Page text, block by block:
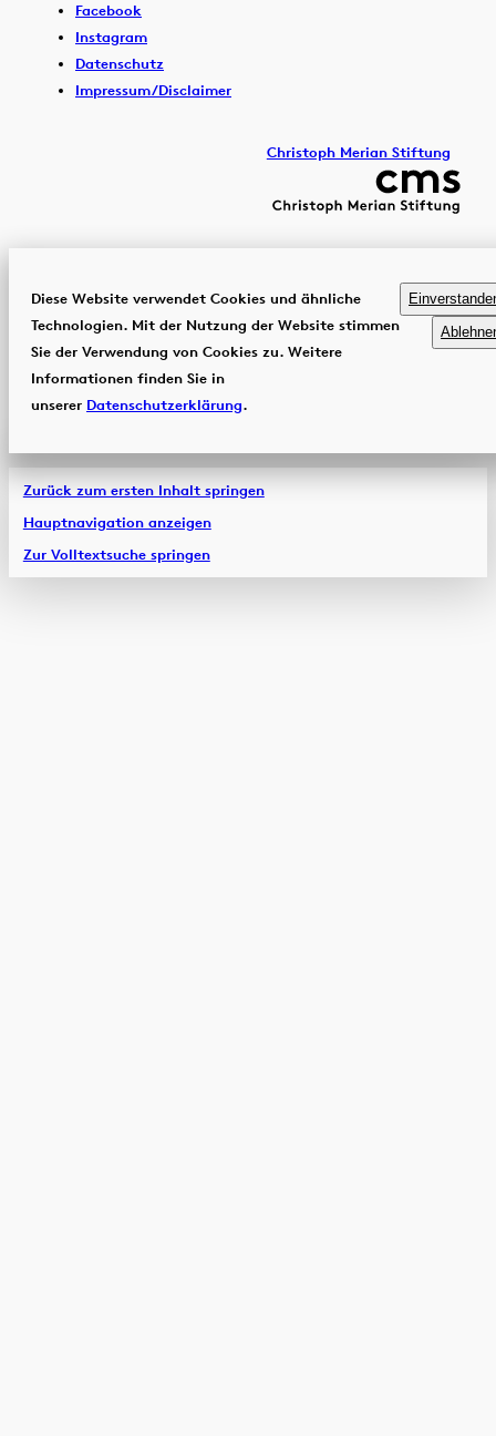
Facebook
Instagram
Datenschutz
Impressum/Disclaimer
Christoph Merian Stiftung
Diese Website verwendet Cookies und ähnliche
Technologien. Mit der Nutzung der Website stimmen
Sie der Verwendung von Cookies zu. Weitere
Informationen finden Sie in
unserer Datenschutzerklärung.
Zurück zum ersten Inhalt springen
Hauptnavigation anzeigen
Zur Volltextsuche springen